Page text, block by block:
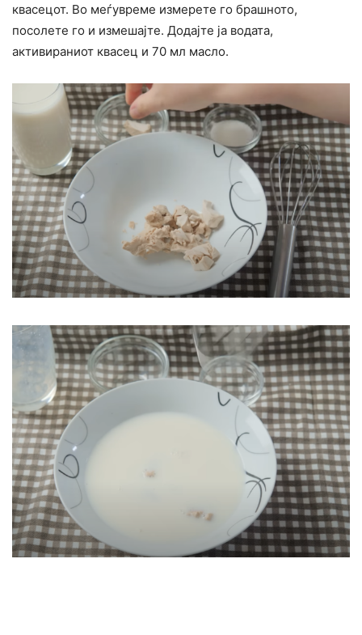
квасецот. Во меѓувреме измерете го брашното,
посолете го и измешајте. Додајте ја водата,
активираниот квасец и 70 мл масло.